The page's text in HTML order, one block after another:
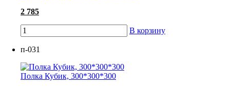
2 785
В корзину
п-031
Полка Кубик, 300*300*300